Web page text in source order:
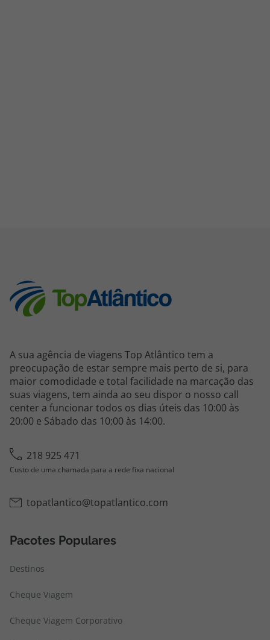
A sua agência de viagens Top Atlântico tem a
preocupação de estar sempre mais perto de si, para
maior comodidade e total facilidade na marcação das
suas viagens, tem ainda ao seu dispor o nosso call
center a funcionar todos os dias úteis das 10:00 às
20:00 e Sábado das 10:00 às 14:00.
218 925 471
Custo de uma chamada para a rede fixa nacional
topatlantico@topatlantico.com
Pacotes Populares
Destinos
Cheque Viagem
Cheque Viagem Corporativo